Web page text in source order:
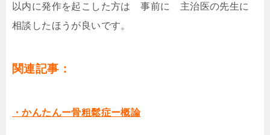
以内に発作を起こした方は 事前に 主治医の先生に
相談したほうが良いです。
関連記事：
・かんたんー骨粗鬆症ー概論